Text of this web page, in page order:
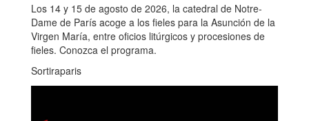
Los 14 y 15 de agosto de 2026, la catedral de Notre-
Dame de París acoge a los fieles para la Asunción de la
Virgen María, entre oficios litúrgicos y procesiones de
fieles. Conozca el programa.
Sortiraparis